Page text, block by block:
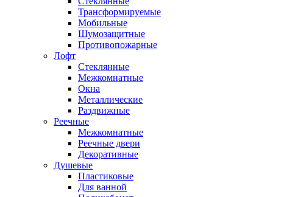
Трансформируемые
Мобильные
Шумозащитные
Противопожарные
Лофт
Стеклянные
Межкомнатные
Окна
Металлические
Раздвижные
Реечные
Межкомнатные
Реечные двери
Декоративные
Душевые
Пластиковые
Для ванной